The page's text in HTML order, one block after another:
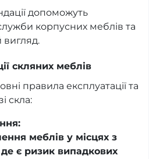
допоможуть
корпусних меблів та
вигляд.
скляних меблів
правила експлуатації та
скла:
меблів у місцях з
є ризик випадкових